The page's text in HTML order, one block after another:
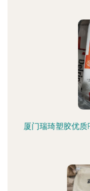
厦门瑞琦塑胶优质